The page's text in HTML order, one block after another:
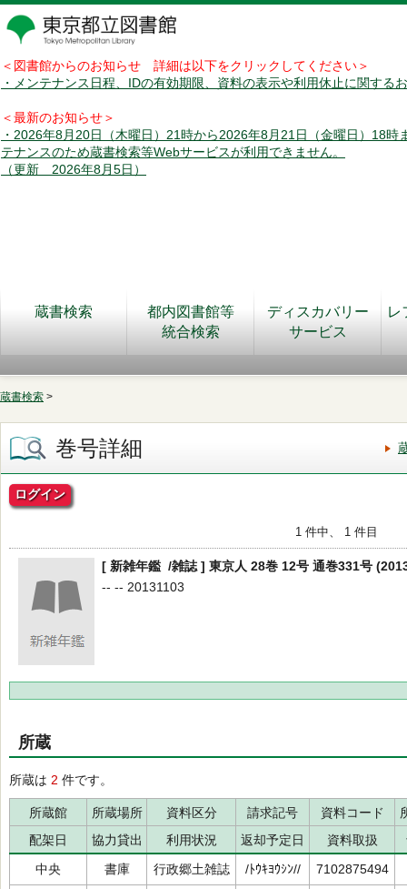
＜図書館からのお知らせ 詳細は以下をクリックしてください＞
・メンテナンス日程、IDの有効期限、資料の表示や利用休止に関する
＜最新のお知らせ＞
・2026年8月20日（木曜日）21時から2026年8月21日（金曜日）18時
テナンスのため蔵書検索等Webサービスが利用できません。
（更新 2026年8月5日）
蔵書検索
都内図書館等
統合検索
ディスカバリー
サービス
レ
蔵書検索 >
巻号詳細
ログイン
1 件中、 1 件目
[ 新雑年鑑 /雑誌 ] 東京人 28巻 12号 通巻331号
-- -- 20131103
所蔵
所蔵は 2 件です。
所蔵館 所蔵場所 資料区分 請求記号 資料コード
配架日
協力貸出 利用状況 返却予定日 資料取扱
中央
書庫 行政郷土雑誌 /ﾄｳｷﾖｳｼﾝ//
7102875494